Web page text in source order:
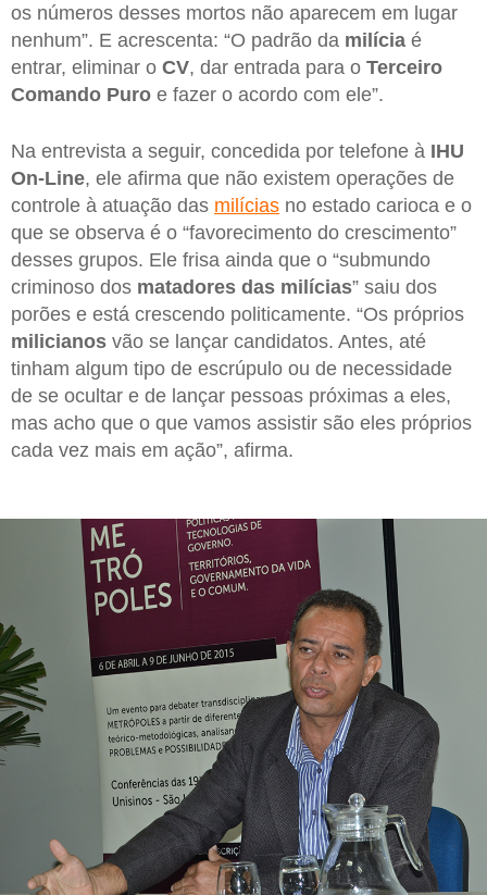
os números desses mortos não aparecem em lugar
nenhum”. E acrescenta: “O padrão da milícia é
entrar, eliminar o CV, dar entrada para o Terceiro
Comando Puro e fazer o acordo com ele”.
Na entrevista a seguir, concedida por telefone à IHU
On-Line, ele afirma que não existem operações de
controle à atuação das milícias no estado carioca e o
que se observa é o “favorecimento do crescimento”
desses grupos. Ele frisa ainda que o “submundo
criminoso dos matadores das milícias” saiu dos
porões e está crescendo politicamente. “Os próprios
milicianos vão se lançar candidatos. Antes, até
tinham algum tipo de escrúpulo ou de necessidade
de se ocultar e de lançar pessoas próximas a eles,
mas acho que o que vamos assistir são eles próprios
cada vez mais em ação”, afirma.